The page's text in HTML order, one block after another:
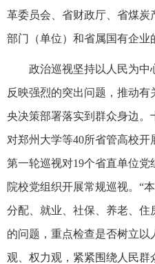
革委员会、省财政厅、省煤炭
部门（单位）和省属国有企业
政治巡视坚持以人民为中
反映强烈的突出问题，推动
央决策部署落实到群众身边
对郑州大学等40所省管高校
第一轮巡视对19个省直单位
院校党组织开展常规巡视。“
分配、就业、社保、养老、
的问题，重点检查是否树立
观、权力观，紧紧围绕人民群